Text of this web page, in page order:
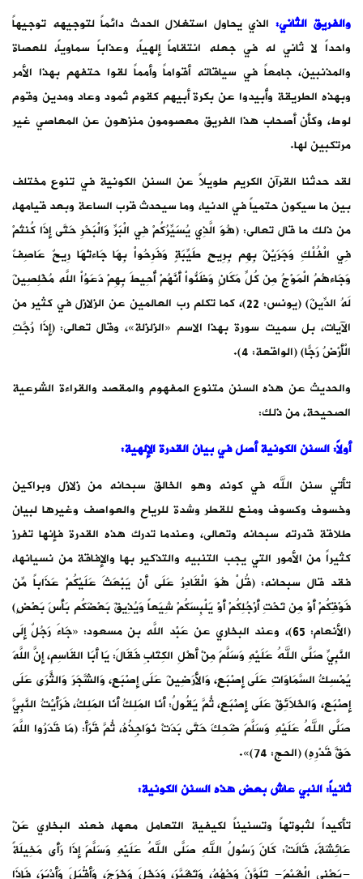
والفريق الثاني: الذي يحاول استغلال الحدث دائماً لتوجيهه توجيهاً
واحداً لا ثاني له في جعله انتقاماً إلهياً، وعذاباً سماوياً، للعصاة
والمذنبين، جامعاً في سياقاته أقواماً وأمماً لقوا حتفهم بهذا الأمر
وبهذه الطريقة وأُبيدوا عن بكرة أبيهم كقوم ثمود وعاد ومدين وقوم
لوط، وكأن أصحاب هذا الفريق معصومون منزهون عن المعاصي غير
مرتكبين لها.
لقد حدثنا القرآن الكريم طويلاً عن السنن الكونية في تنوع مختلف
بين ما سيكون حتمياً في الدنيا، وما سيحدث قرب الساعة وبعد قيامها،
من ذلك ما قال تعالى: (هُوَ الَّذِي يُسَيِّرُكُمْ فِي الْبَرِّ وَالْبَحْرِ حَتَّى إِذَا كُنتُمْ
فِي الْفُلْكِ وَجَرَيْنَ بِهِم بِرِيحٍ طَيِّبَةٍ وَفَرِحُواْ بِهَا جَاءتْهَا رِيحٌ عَاصِفٌ
وَجَاءهُمُ الْمَوْجُ مِن كُلِّ مَكَانٍ وَظَنُّواْ أَنَّهُمْ أُحِيطَ بِهِمْ دَعَوُاْ اللّهَ مُخْلِصِينَ
لَهُ الدِّينَ) (يونس: 22)، كما تكلم رب العالمين عن الزلازل في كثير من
الآيات، بل سميت سورة بهذا الاسم «الزلزلة»، وقال تعالى: (إِذَا رُجَّتِ
الْأَرْضُ رَجّاً) (الواقعة: 4).
والحديث عن هذه السنن متنوع المفهوم والمقصد والقراءة الشرعية
الصحيحة، من ذلك:
أولاً: السنن الكونية أصل في بيان القدرة الإلهية:
تأتي سنن الله في كونه وهو الخالق سبحانه من زلازل وبراكين
وخسوف وكسوف ومنع للقطر وشدة للرياح والعواصف وغيرها لبيان
طلاقة قدرته سبحانه وتعالى، وعندما تدرك هذه القدرة فإنها تفرز
كثيراً من الأمور التي يجب التنبيه والتذكير بها والإفاقة من نسيانها،
فقد قال سبحانه: (قُلْ هُوَ الْقَادِرُ عَلَى أَن يَبْعَثَ عَلَيْكُمْ عَذَاباً مِّن
فَوْقِكُمْ أَوْ مِن تَحْتِ أَرْجُلِكُمْ أَوْ يَلْبِسَكُمْ شِيَعاً وَيُذِيقَ بَعْضَكُم بَأْسَ بَعْضٍ)
(الأنعام: 65)، وعند البخاري عن عَبْد اللَّه بن مسعود: «جَاءَ رَجُلٌ إِلَى
النَّبِيِّ صَلَّى اللهُ عَلَيْهِ وَسَلَّمَ مِنْ أَهْلِ الكِتَابِ فَقَالَ: يَا أَبَا القَاسِمِ، إِنَّ اللَّهَ
يُمْسِكُ السَّمَاوَاتِ عَلَى إِصْبَعٍ، وَالأَرَضِينَ عَلَى إِصْبَعٍ، وَالشَّجَرَ وَالثَّرَى عَلَى
إِصْبَعٍ، وَالخَلاَئِقَ عَلَى إِصْبَعٍ، ثُمَّ يَقُولُ: أَنَا المَلِكُ أَنَا المَلِكُ، فَرَأَيْتُ النَّبِيَّ
صَلَّى اللهُ عَلَيْهِ وَسَلَّمَ ضَحِكَ حَتَّى بَدَتْ نَوَاجِذُهُ، ثُمَّ قَرَأَ: (مَا قَدَرُوا اللَّهَ
حَقَّ قَدْرِهِ) (الحج: 74)».
ثانياً: النبي عاش بعض هذه السنن الكونية:
تأكيداً لثبوتهاً وتسنيناً لكيفية التعامل معها، فعند البخاري عَنْ
عَائِشَةَ، قَالَتْ: كَانَ رَسُولُ اللهِ صَلَّى اللهُ عَلَيْهِ وَسَلَّمَ إِذَا رَأَى مَخِيلَةً